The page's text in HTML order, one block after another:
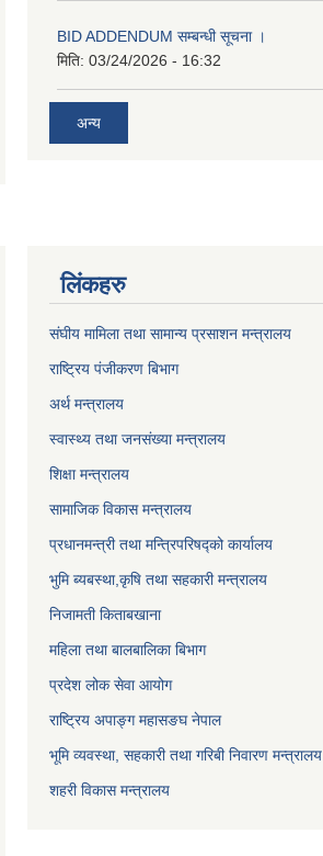
BID ADDENDUM सम्बन्धी सूचना ।
मिति: 03/24/2026 - 16:32
अन्य
लिंकहरु
संघीय मामिला तथा सामान्य प्रसाशन मन्त्रालय
राष्ट्रिय पंजीकरण बिभाग
अर्थ मन्त्रालय
स्वास्थ्य तथा जनसंख्या मन्त्रालय
शिक्षा मन्त्रालय
सामाजिक विकास मन्त्रालय
प्रधानमन्त्री तथा मन्त्रिपरिषद्को कार्यालय
भुमि ब्यबस्था,कृषि तथा सहकारी मन्त्रालय
निजामती किताबखाना
महिला तथा बालबालिका बिभाग
प्रदेश लोक सेवा आयोग
राष्ट्रिय अपाङ्ग महासङघ नेपाल
भूमि व्यवस्था, सहकारी तथा गरिबी निवारण मन्त्रालय
शहरी विकास मन्त्रालय